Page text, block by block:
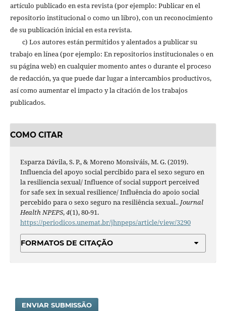
artículo publicado en esta revista (por ejemplo: Publicar en el
repositorio institucional o como un libro), con un reconocimiento
de su publicación inicial en esta revista.
c) Los autores están permitidos y alentados a publicar su
trabajo en línea (por ejemplo: En repositorios institucionales o en
su página web) en cualquier momento antes o durante el proceso
de redacción, ya que puede dar lugar a intercambios productivos,
así como aumentar el impacto y la citación de los trabajos
publicados.
COMO CITAR
Esparza Dávila, S. P., & Moreno Monsiváis, M. G. (2019).
Influencia del apoyo social percibido para el sexo seguro en
la resiliencia sexual/ Influence of social support perceived
for safe sex in sexual resilience/ Influência do apoio social
percebido para o sexo seguro na resiliência sexual.. Journal
Health NPEPS,4(1), 80-91.
https://periodicos.unemat.br/jhnpeps/article/view/3290
FORMATOS DE CITAÇÃO
ENVIAR SUBMISSÃO